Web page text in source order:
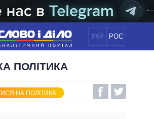
УКР РОС
НОВИНИ
ПОЛІТИКА
ЕКОНОМІКА
ОБIЦЯНКИ
ПОЛІТИКА
НА ПОЛІТИКА